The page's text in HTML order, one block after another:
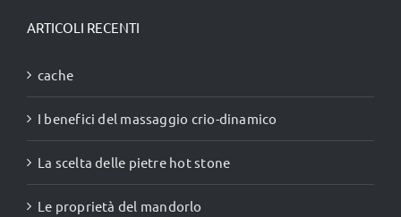
era:
è:
ARTICOLI RECENTI
cache
I benefici del massaggio crio-dinamico
La scelta delle pietre hot stone
Le proprietà del mandorlo